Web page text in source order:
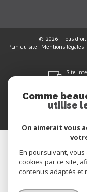
© 2026 | Tous
Plan du site - Mentions légales-
Site
un
Comme
utilise
On aimerait vous
En poursuivant,
cookies par ce site,
contenus adaptés et